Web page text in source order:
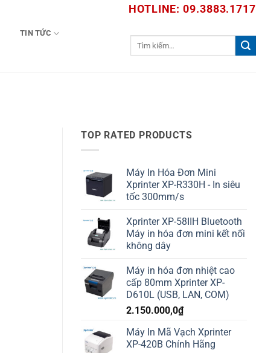
HOTLINE: 09.3883.1717
TIN TỨC
TOP RATED PRODUCTS
Máy In Hóa Đơn Mini
Xprinter XP-R330H - In siêu
tốc 300mm/s
Xprinter XP-58IIH Bluetooth
Máy in hóa đơn mini kết nối
không dây
Máy in hóa đơn nhiệt cao
cấp 80mm Xprinter XP-
D610L (USB, LAN, COM)
2.150.000,0₫
Máy In Mã Vạch Xprinter
XP-420B Chính Hãng